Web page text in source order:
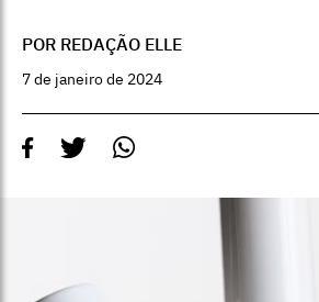
POR REDAÇÃO ELLE
7 de janeiro de 2024